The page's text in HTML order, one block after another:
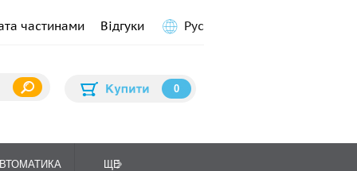
частинами Відгуки Рус
0
ЩЕ